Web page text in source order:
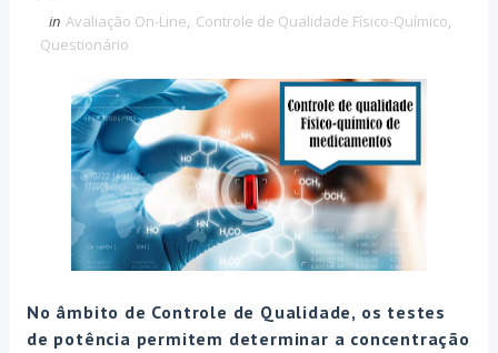
in Avaliação On-Line, Controle de Qualidade Físico-Químico,
Questionário
No âmbito de Controle de Qualidade, os testes
de potência permitem determinar a concentração